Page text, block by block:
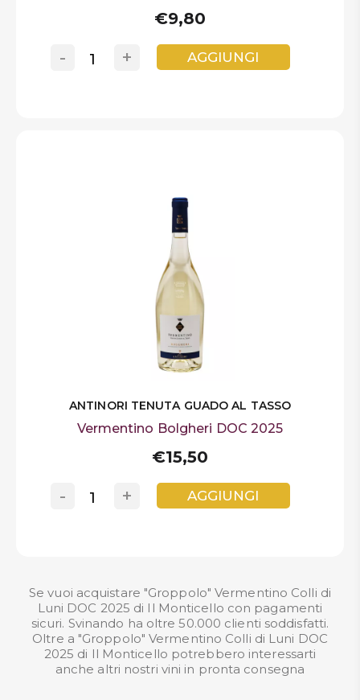
€9,80
+
- AGGIUNGI
ANTINORI TENUTA GUADO AL TASSO
Vermentino Bolgheri DOC 2025
€15,50
+
- AGGIUNGI
Se vuoi acquistare "Groppolo" Vermentino Colli di
Luni DOC 2025 di Il Monticello con pagamenti
sicuri. Svinando ha oltre 50.000 clienti soddisfatti.
Oltre a "Groppolo" Vermentino Colli di Luni DOC
2025 di Il Monticello potrebbero interessarti
anche altri nostri vini in pronta consegna